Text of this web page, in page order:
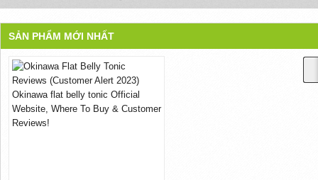
SẢN PHẨM MỚI NHẤT